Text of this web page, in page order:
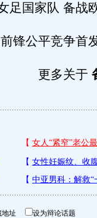
足国家队 备战
锋公平竞争首
更多关于
地址 设为辩论话题